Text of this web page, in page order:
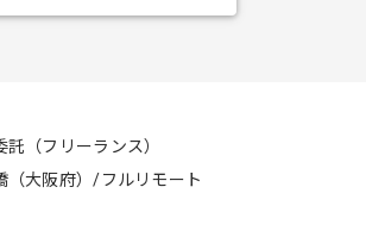
託（フリーランス）
（大阪府）/フルリモート